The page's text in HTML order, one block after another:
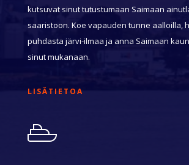
kutsuvat sinut tutustumaan Saimaan
saaristoon. Koe vapauden tunne aalloilla,
puhdasta järvi-ilmaa ja anna Saimaan
sinut mukanaan.
LISÄTIETOA